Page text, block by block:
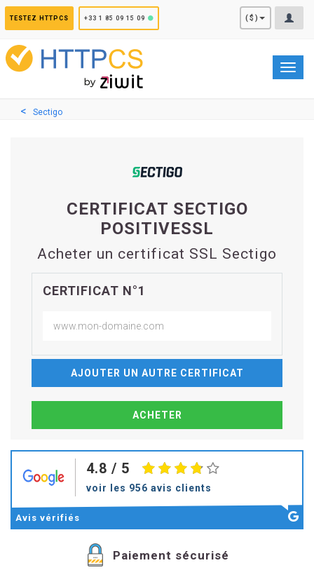
TESTEZ HTTPCS +33 1 85 09 15 09 ($)
Sectigo
CERTIFICAT SECTIGO
POSITIVESSL
Acheter un certificat SSL Sectigo
CERTIFICAT N°1
AJOUTER UN AUTRE CERTIFICAT
4.8 / 5
voir les 956 avis clients
Avis vérifiés
Paiement sécurisé
Panneau de gestion des cookies